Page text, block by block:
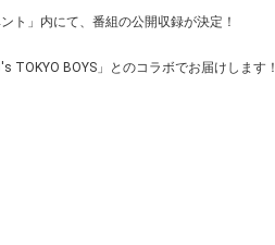
ト」内にて、番組の公開収録が決定！
TOKYO BOYS」とのコラボでお届けします！